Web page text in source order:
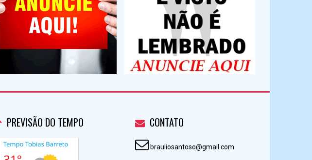
PREVISÃO DO TEMPO CONTATO
brauliosantoso@gmail.com